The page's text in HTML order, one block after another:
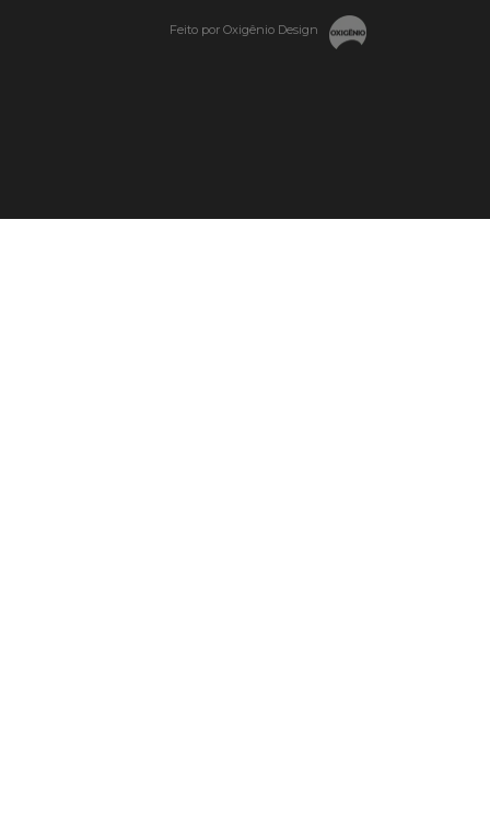
Feito por Oxigênio Design